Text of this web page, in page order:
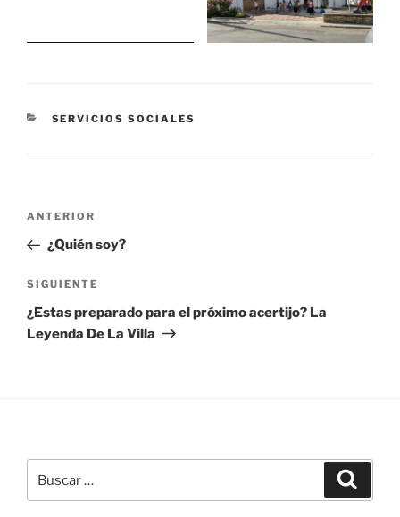
CATEGORÍAS
SERVICIOS SOCIALES
Navegación
entradas
Entrada
anterior:
ANTERIOR
¿Quién soy?
Siguiente
entrada
SIGUIENTE
¿Estas preparado para el próximo acertijo? La
Leyenda De La Villa
por: